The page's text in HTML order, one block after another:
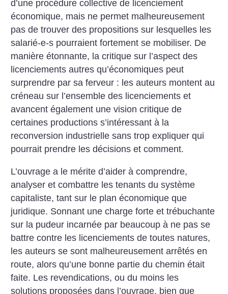
d’une procédure collective de licenciement
économique, mais ne permet malheureusement
pas de trouver des propositions sur lesquelles les
salarié-e-s pourraient fortement se mobiliser. De
manière étonnante, la critique sur l’aspect des
licenciements autres qu’économiques peut
surprendre par sa ferveur : les auteurs montent au
créneau sur l’ensemble des licenciements et
avancent également une vision critique de
certaines productions s’intéressant à la
reconversion industrielle sans trop expliquer qui
pourrait prendre les décisions et comment.
L’ouvrage a le mérite d’aider à comprendre,
analyser et combattre les tenants du système
capitaliste, tant sur le plan économique que
juridique. Sonnant une charge forte et trébuchante
sur la pudeur incarnée par beaucoup à ne pas se
battre contre les licenciements de toutes natures,
les auteurs se sont malheureusement arrêtés en
route, alors qu’une bonne partie du chemin était
faite. Les revendications, ou du moins les
solutions proposées dans l’ouvrage, bien que